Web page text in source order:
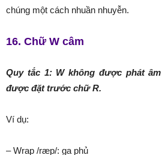
chúng một cách nhuần nhuyễn.
16. Chữ W câm
Quy tắc 1: W không được phát
được đặt trước chữ R.
Ví dụ:
– Wrap /ræp/: ga phủ